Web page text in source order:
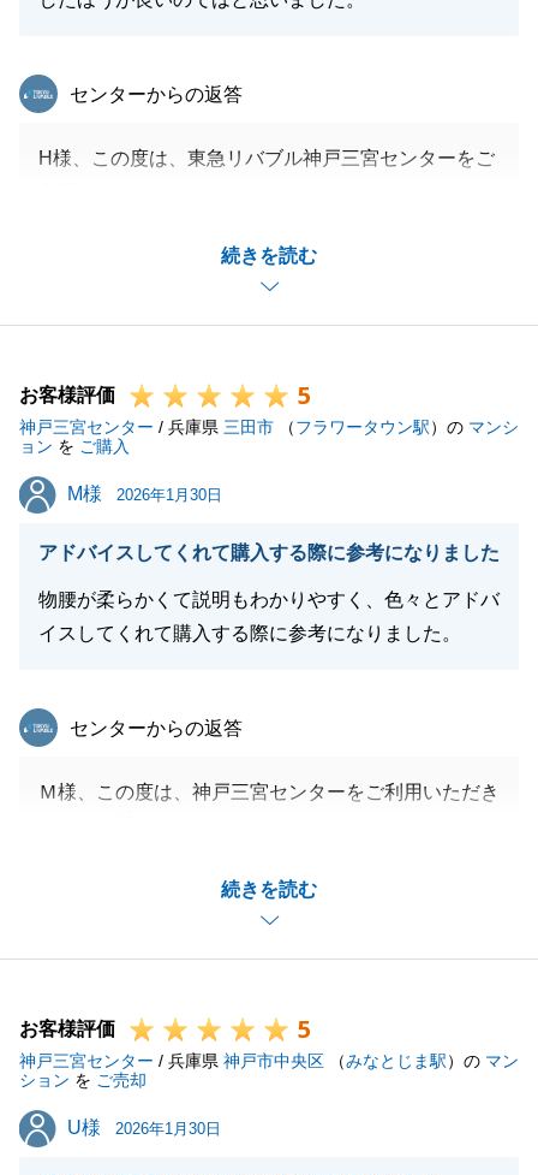
続きを読む
東急リバブル
センターからの返答
H様、この度は、東急リバブル神戸三宮センターをご
各種手続きが滞りなく進行いたしましたのは、偏にH
様の迅速なご協力があったればこそでございます。こ
いただいたお言葉を励みに、今後もより一層精進して
まいる所存です。
また不動産に関することでお困りごとがございました
ら、いつでもお気軽にご相談ください。
閉じる
お客様評価 5
神戸三宮センター / 兵庫県 三田市 （フラワータウン駅）の マンシ
ョン を ご購入
M様
M様 2026年1月30日
アドバイスしてくれて購入する際に参考になりました
物腰が柔らかくて説明もわかりやすく、色々とアドバ
イスしてくれて購入する際に参考になりました。
続きを読む
東急リバブル
センターからの返答
Ｍ様、この度は、神戸三宮センターをご利用いただき
して、誠にありがとうございます。
微力ながらお手伝いでき、また、お役にたてたこと大
変光栄でございます。
ら、是非、ご連絡を頂戴できればと存じます。
私共々、今後とも弊社を末永くご愛顧賜りますよう、
お願い申し上げます。
お客様評価 5
神戸三宮センター / 兵庫県 神戸市中央区 （みなとじま駅）の マン
ション を ご売却
U様
U様 2026年1月30日